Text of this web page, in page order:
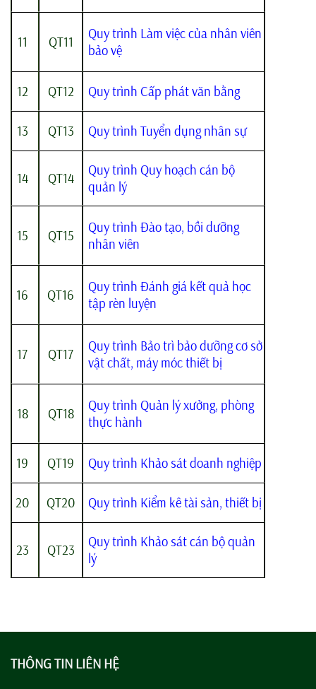
11 QT11
Quy trình Làm việc của nhân viên
bảo vệ
12 QT12 Quy trình Cấp phát văn bằng
13 QT13 Quy trình Tuyển dụng nhân sự
14 QT14
Quy trình Quy hoạch cán bộ
quản lý
15 QT15
Quy trình Đào tạo, bồi dưỡng
nhân viên
16 QT16
Quy trình Đánh giá kết quả học
tập rèn luyện
17 QT17
Quy trình Bảo trì bảo dưỡng cơ sở
vật chất, máy móc thiết bị
18 QT18
Quy trình Quản lý xưởng, phòng
thực hành
19 QT19 Quy trình Khảo sát doanh nghiệp
20 QT20 Quy trình Kiểm kê tài sản, thiết bị
23 QT23
Quy trình Khảo sát cán bộ quản
lý
THÔNG TIN LIÊN HỆ